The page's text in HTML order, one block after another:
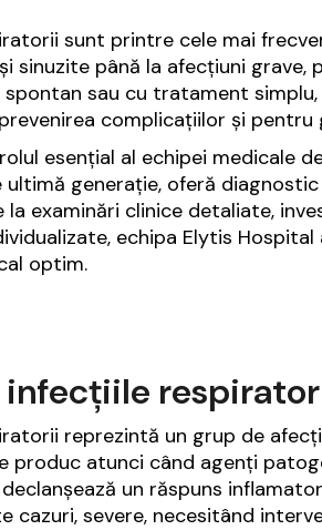
sunt printre cele mai
sinuzite până la afecțiuni
spontan sau cu tratament
complicațiilor și
esențial al echipei medicale
ultimă generație, oferă
la examinări clinice detaliate,
echipa Elytis
optim.
infecțiile
reprezintă un grup de
produc atunci când agenți
un răspuns
cazuri, severe, necesitând